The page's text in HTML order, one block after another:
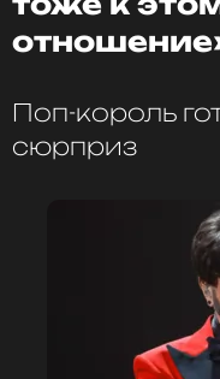
Поп-король
сюрприз